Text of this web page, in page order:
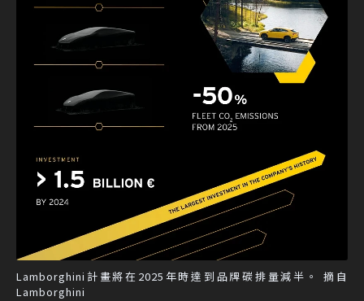
Lamborghini計畫將在2025年時達到品牌碳排量減半。 摘自
Lamborghini